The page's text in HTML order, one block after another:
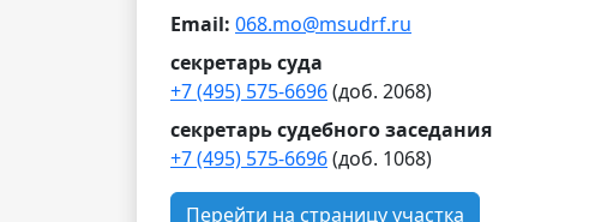
Email: 068.mo@msudrf.ru
секретарь суда
+7 (495) 575-6696(доб. 2068)
секретарь судебного заседания
+7 (495) 575-6696(доб. 1068)
Перейти на страницу участка